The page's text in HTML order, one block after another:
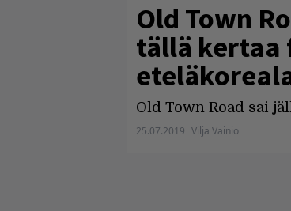
Old Town
tällä kertaa
Old Town Road sai
25.07.2019 Vilja Vainio